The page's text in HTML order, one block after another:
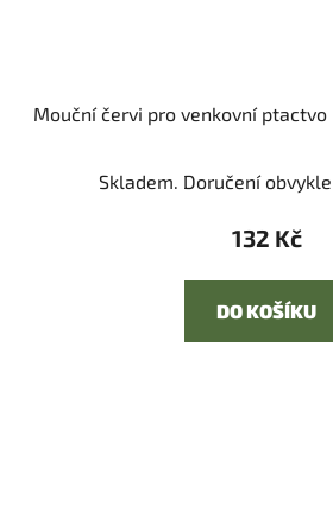
Mouční červi pro venkovní
Skladem. Doručení
132 Kč
DO KOŠÍKU